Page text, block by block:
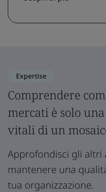
Expertise
Comprendere
mercati è solo
vitali di un
Approfondisci gli altri
mantenere una
tua organizzazione.